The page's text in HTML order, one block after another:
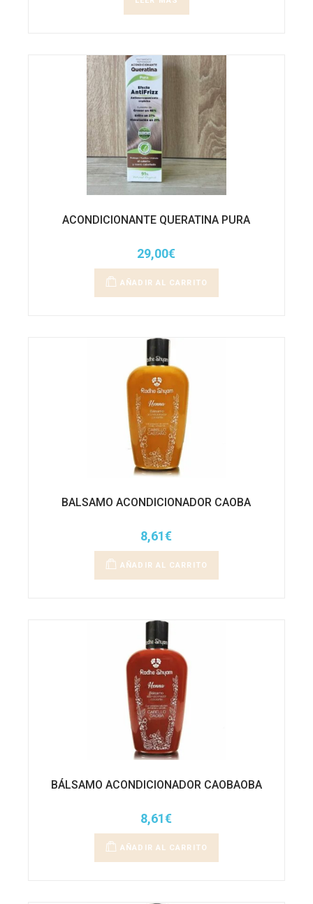
ACONDICIONANTE QUERATINA PURA
29,00€
AÑADIR AL CARRITO
BALSAMO ACONDICIONADOR CAOBA
8,61€
AÑADIR AL CARRITO
BÁLSAMO ACONDICIONADOR CAOBAOBA
8,61€
AÑADIR AL CARRITO